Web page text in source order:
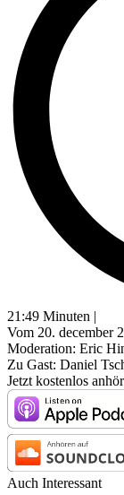
21:49 Minuten |
Vom 20. december
Moderation: Eric
Zu Gast: Daniel
Jetzt kostenlos
Auch Interessant